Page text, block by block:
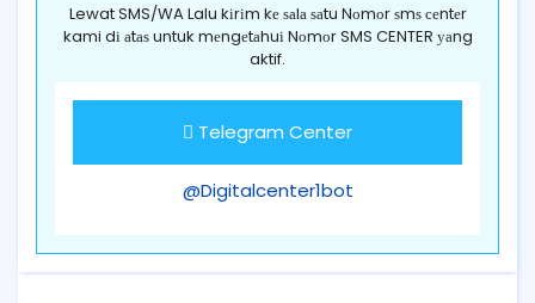
Lewat SMS/WA Lalu kіrіm kе ѕаlа ѕаtu Nоmоr ѕmѕ сеntеr
kami dі аtаѕ untuk mеngеtаhuі Nоmоr SMS CENTER уаng
aktif.
Telegram Center
@Digitalcenter1bot